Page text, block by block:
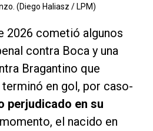
(Diego Haliasz / LPM)
2026 cometió algunos
contra Boca y una
Bragantino que
en gol, por caso-
perjudicado en su
el nacido en